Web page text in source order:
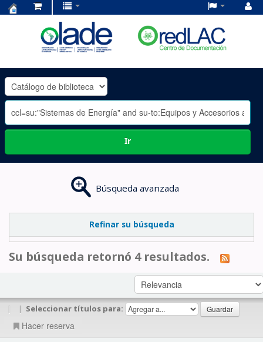
OLADE
-
Ir
Búsqueda avanzada
Refinar su búsqueda
Su búsqueda retornó 4 resultados.
| | Seleccionar títulos para:
Hacer reserva